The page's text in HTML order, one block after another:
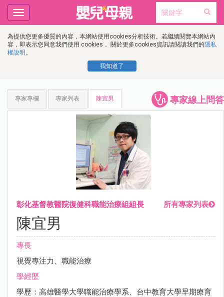
為提供您更多優質的內容，本網站使用cookies分析技術。若繼續閱覽本網站內
容，即表示您同意我們使用 cookies， 關於更多cookies資訊請閱讀我們的隱私
權說明 。
我知道了
Toggle
navigation
專家線上問答
專家專欄 專家列表 陳宜男
彰化基督教醫院復健科職能治療組組長 所有專家列表
陳宜男
專長
視覺專注力、職能治療
學經歷
學歷：高雄醫學大學職能治療學系、台中教育大學早期療育